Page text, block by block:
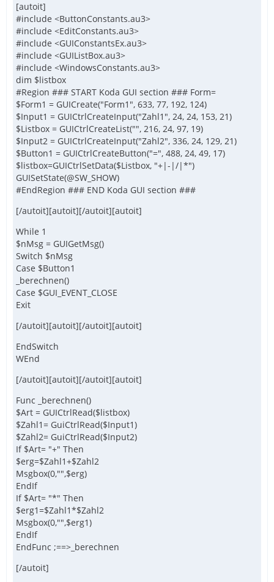
[autoit]
#include <ButtonConstants.au3>
#include <EditConstants.au3>
#include <GUIConstantsEx.au3>
#include <GUIListBox.au3>
#include <WindowsConstants.au3>
dim $listbox
#Region ### START Koda GUI section ### Form=
$Form1 = GUICreate("Form1", 633, 77, 192, 124)
$Input1 = GUICtrlCreateInput("Zahl1", 24, 24, 153, 21)
$Listbox = GUICtrlCreateList("", 216, 24, 97, 19)
$Input2 = GUICtrlCreateInput("Zahl2", 336, 24, 129, 21)
$Button1 = GUICtrlCreateButton("=", 488, 24, 49, 17)
$listbox=GUICtrlSetData($Listbox, "+|-|/|*")
GUISetState(@SW_SHOW)
#EndRegion ### END Koda GUI section ###
[/autoit][autoit][/autoit][autoit]
While 1
$nMsg = GUIGetMsg()
Switch $nMsg
Case $Button1
_berechnen()
Case $GUI_EVENT_CLOSE
Exit
[/autoit][autoit][/autoit][autoit]
EndSwitch
WEnd
[/autoit][autoit][/autoit][autoit]
Func _berechnen()
$Art = GUICtrlRead($listbox)
$Zahl1= GuiCtrlRead($Input1)
$Zahl2= GuiCtrlRead($Input2)
If $Art= "+" Then
$erg=$Zahl1+$Zahl2
Msgbox(0,"",$erg)
EndIf
If $Art= "*" Then
$erg1=$Zahl1*$Zahl2
Msgbox(0,"",$erg1)
EndIf
EndFunc ;==>_berechnen
[/autoit]